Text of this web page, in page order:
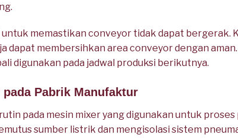
memastikan conveyor tidak dapat bergerak.
dapat membersihkan area conveyor dengan aman.
digunakan pada jadwal produksi berikutnya.
Pabrik Manufaktur
pada mesin mixer yang digunakan untuk proses
sumber listrik dan mengisolasi sistem